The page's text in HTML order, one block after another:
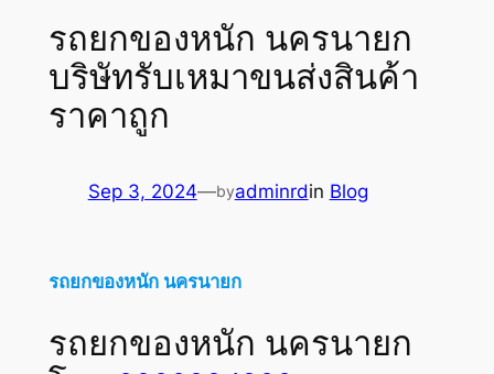
รถยกของหนัก นครนายก
บริษัทรับเหมาขนส่งสินค้า
ราคาถูก
Sep 3, 2024—byadminrdin Blog
รถยกของหนัก นครนายก
รถยกของหนัก นครนายก